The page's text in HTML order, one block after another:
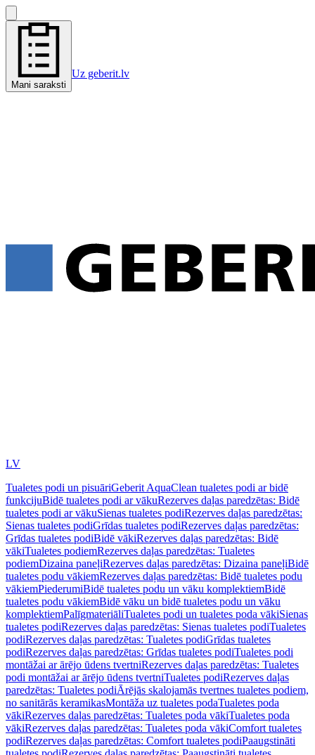
Mani saraksti
Uz geberit.lv
LV
Tualetes podi un pisuāriGeberit AquaClean tualetes podi ar bidē
funkcijuBidē tualetes podi ar vākuRezerves daļas paredzētas: Bidē
tualetes podi ar vākuSienas tualetes podiRezerves daļas paredzētas:
Sienas tualetes podiGrīdas tualetes podiRezerves daļas paredzētas:
Grīdas tualetes podiBidē vākiRezerves daļas paredzētas: Bidē
vākiTualetes podiemRezerves daļas paredzētas: Tualetes
podiemDizaina paneļiRezerves daļas paredzētas: Dizaina paneļiBidē
tualetes podu vākiemRezerves daļas paredzētas: Bidē tualetes podu
vākiemPiederumiBidē tualetes podu un vāku komplektiemBidē
tualetes podu vākiemBidē vāku un bidē tualetes podu un vāku
komplektiemPalīgmateriāliTualetes podi un tualetes poda vākiSienas
tualetes podiRezerves daļas paredzētas: Sienas tualetes podiTualetes
podiRezerves daļas paredzētas: Tualetes podiGrīdas tualetes
podiRezerves daļas paredzētas: Grīdas tualetes podiTualetes podi
montāžai ar ārējo ūdens tvertniRezerves daļas paredzētas: Tualetes
podi montāžai ar ārējo ūdens tvertniTualetes podiRezerves daļas
paredzētas: Tualetes podiĀrējās skalojamās tvertnes tualetes podiem,
no sanitārās keramikasMontāža uz tualetes podaTualetes poda
vākiRezerves daļas paredzētas: Tualetes poda vākiTualetes poda
vākiRezerves daļas paredzētas: Tualetes poda vākiComfort tualetes
podiRezerves daļas paredzētas: Comfort tualetes podiPaaugstināti